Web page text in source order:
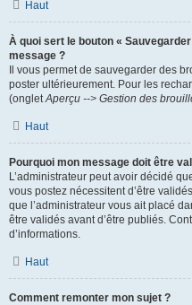
Haut
À quoi sert le bouton «
message ?
Il vous permet de sauvegarder des
poster ultérieurement. Pour les
(ongletAperçu --> Gestion des
Haut
Pourquoi mon message doit être
L’administrateur peut avoir décidé
vous postez nécessitent d’être
que l’administrateur vous ait placé
être validés avant d’être publiés.
d’informations.
Haut
Comment remonter mon sujet ?